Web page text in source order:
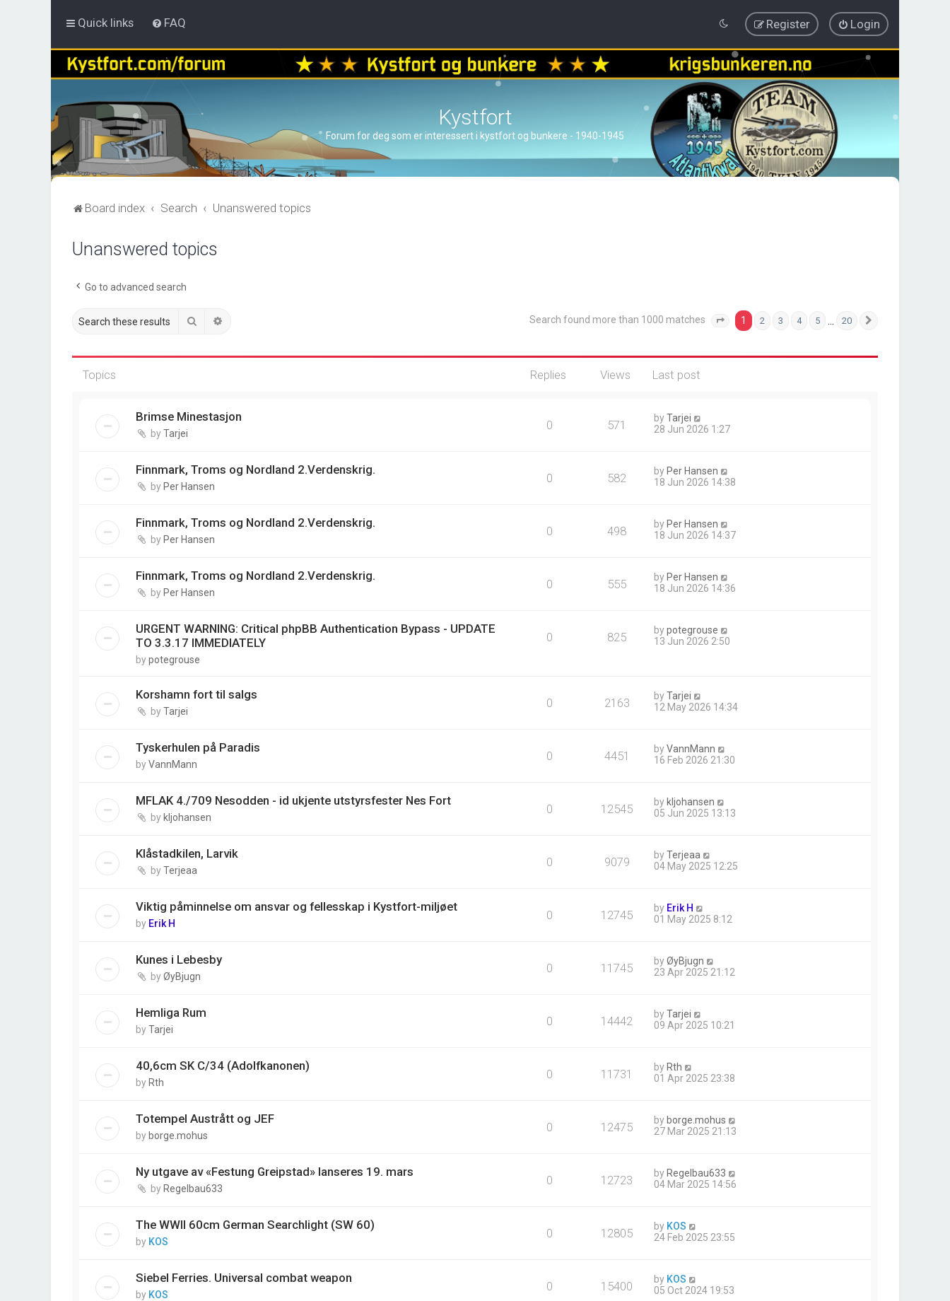
Quick links FAQ Login
Register
Kystfort
Forum for deg som er interessert i kystfort og bunkere - 1940-1945
Board index Search Unanswered topics
Unanswered topics
Go to advanced search
Search Search found more than 1000 matches Page 1 of
1 2 3 4 5 20
Topics Replies Views Last post
Brimse Minestasjon
byTarjei
0 571 byTarjei
28 Jun 2026 1:27
Finnmark, Troms og Nordland 2.Verdenskrig.
by Per Hansen
0 582 by Per Hansen
18 Jun 2026 14:38
Finnmark, Troms og Nordland 2.Verdenskrig.
by Per Hansen
0 498 by Per Hansen
18 Jun 2026 14:37
Finnmark, Troms og Nordland 2.Verdenskrig.
by Per Hansen
0 555 by Per Hansen
18 Jun 2026 14:36
URGENT WARNING: Critical phpBB Authentication Bypass - UPDATE
TO 3.3.17 IMMEDIATELY
bypotegrouse
0 825 bypotegrouse
13 Jun 2026 2:50
Korshamn fort til salgs
byTarjei
0 2163 byTarjei
12 May 2026 14:34
Tyskerhulen på Paradis
byVannMann
0 4451 byVannMann
16 Feb 2026 21:30
MFLAK 4./709 Nesodden - id ukjente utstyrsfester Nes Fort
by kljohansen
0 12545 by kljohansen
05 Jun 2025 13:13
Klåstadkilen, Larvik
byTerjeaa
0 9079 byTerjeaa
04 May 2025 12:25
Viktig påminnelse om ansvar og fellesskap i Kystfort-miljøet
by Erik H
0 12745 by Erik H
01 May 2025 8:12
Kunes i Lebesby
byØyBjugn
0 11745 byØyBjugn
23 Apr 2025 21:12
Hemliga Rum
byTarjei
0 14442 byTarjei
09 Apr 2025 10:21
40,6cm SK C/34 (Adolfkanonen)
by Rth
0 11731 by Rth
01 Apr 2025 23:38
Totempel Austrått og JEF
by borge.mohus
0 12475 by borge.mohus
27 Mar 2025 21:13
Ny utgave av «Festung Greipstad» lanseres 19. mars
by Regelbau633
0 12723 by Regelbau633
04 Mar 2025 14:56
The WWII 60cm German Searchlight (SW 60)
by KOS
0 12805 by KOS
24 Feb 2025 23:55
Siebel Ferries. Universal combat weapon
by KOS
0 15400 by KOS
05 Oct 2024 19:53